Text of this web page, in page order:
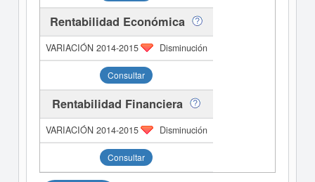
Rentabilidad Económica
Disminución
Consultar
Rentabilidad Financiera
Disminución
Consultar